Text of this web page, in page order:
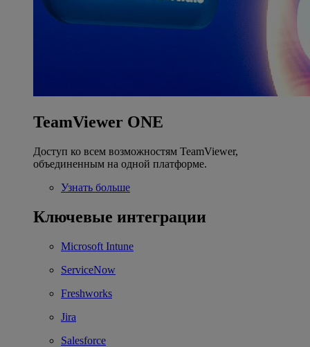
TeamViewer ONE
Доступ ко всем возможностям TeamViewer,
объединенным на одной платформе.
Узнать больше
Ключевые интеграции
Microsoft Intune
ServiceNow
Freshworks
Jira
Salesforce